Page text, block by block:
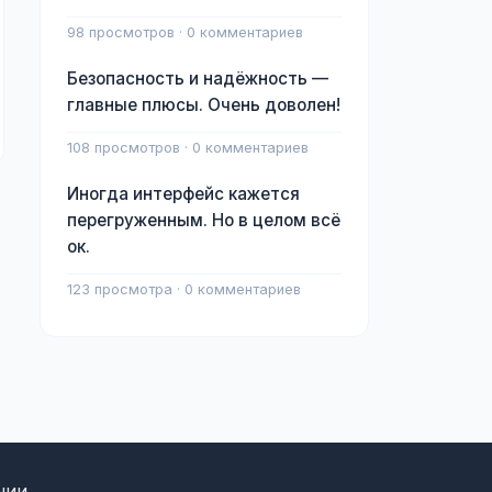
98 просмотров · 0 комментариев
Безопасность и надёжность —
главные плюсы. Очень доволен!
108 просмотров · 0 комментариев
Иногда интерфейс кажется
перегруженным. Но в целом всё
ок.
123 просмотра · 0 комментариев